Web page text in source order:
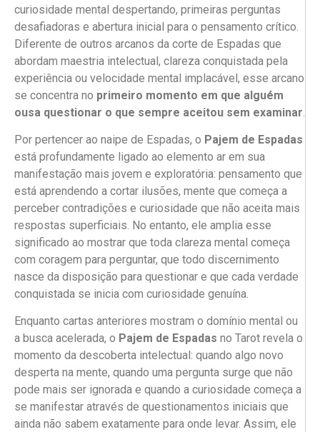
curiosidade mental despertando, primeiras perguntas
desafiadoras e abertura inicial para o pensamento crítico.
Diferente de outros arcanos da corte de Espadas que
abordam maestria intelectual, clareza conquistada pela
experiência ou velocidade mental implacável, esse arcano
se concentra no primeiro momento em que alguém
ousa questionar o que sempre aceitou sem examinar
Por pertencer ao naipe de Espadas, o Pajem de Espadas
está profundamente ligado ao elemento ar em sua
manifestação mais jovem e exploratória: pensamento que
está aprendendo a cortar ilusões, mente que começa a
perceber contradições e curiosidade que não aceita mais
respostas superficiais. No entanto, ele amplia esse
significado ao mostrar que toda clareza mental começa
com coragem para perguntar, que todo discernimento
nasce da disposição para questionar e que cada verdade
conquistada se inicia com curiosidade genuína.
Enquanto cartas anteriores mostram o domínio mental ou
a busca acelerada, o Pajem de Espadas no Tarot revela o
momento da descoberta intelectual: quando algo novo
desperta na mente, quando uma pergunta surge que não
pode mais ser ignorada e quando a curiosidade começa a
se manifestar através de questionamentos iniciais que
ainda não sabem exatamente para onde levar. Assim, ele